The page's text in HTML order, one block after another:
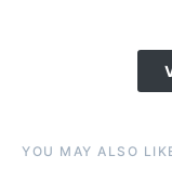
YOU MAY ALSO